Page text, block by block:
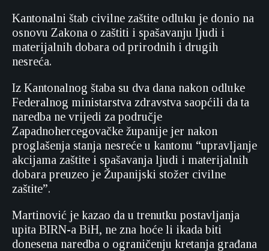
Kantonalni štab civilne zaštite odluku je donio na
osnovu Zakona o zaštiti i spašavanju ljudi i
materijalnih dobara od prirodnih i drugih
nesreća.
Iz Kantonalnog štaba su dva dana nakon odluke
Federalnog ministarstva zdravstva saopćili da ta
naredba ne vrijedi za područje
Zapadnohercegovačke županije jer nakon
proglašenja stanja nesreće u kantonu “upravljanje
akcijama zaštite i spašavanja ljudi i materijalnih
dobara preuzeo je Županijski stožer civilne
zaštite”.
Martinović je kazao da u trenutku postavljanja
upita BIRN-a BiH, ne zna hoće li ikada biti
donesena naredba o ograničenju kretanja građana